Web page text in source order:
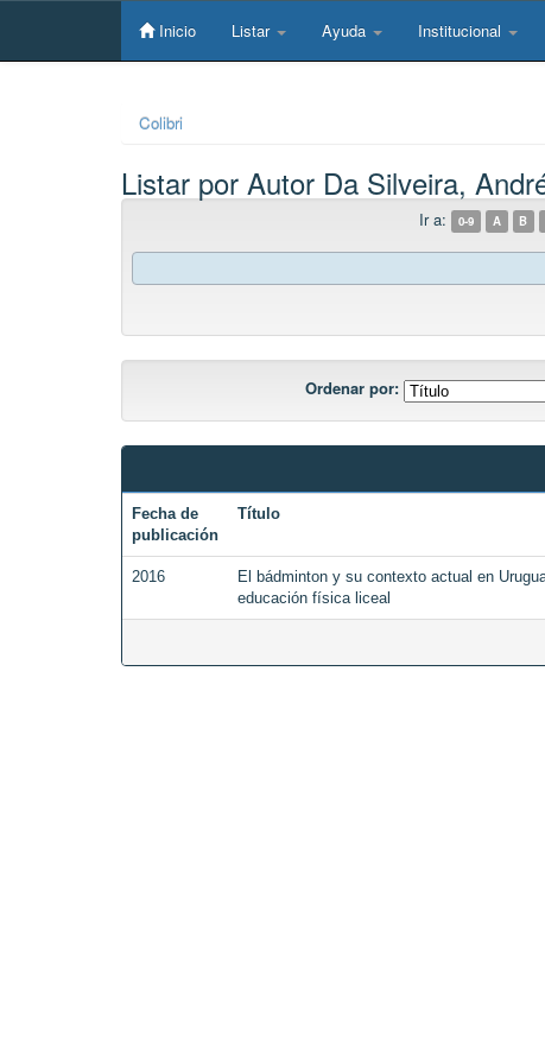
Skip
Inicio Listar Ayuda Institucional
Colibri
Listar por Autor Da Silveira,
Ir a: 0-9 A B
Ordenar por:
Fecha de
publicación
Título
2016
El bádminton y su contexto actual en
educación física liceal